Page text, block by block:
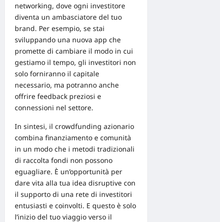
networking, dove ogni investitore
diventa un ambasciatore del tuo
brand. Per esempio, se stai
sviluppando una nuova app che
promette di cambiare il modo in cui
gestiamo il tempo, gli investitori non
solo forniranno il capitale
necessario, ma potranno anche
offrire feedback preziosi e
connessioni nel settore.
In sintesi, il crowdfunding azionario
combina finanziamento e comunità
in un modo che i metodi tradizionali
di raccolta fondi non possono
eguagliare. È un’opportunità per
dare vita alla tua idea disruptive con
il supporto di una rete di investitori
entusiasti e coinvolti. E questo è solo
l’inizio del tuo viaggio verso il